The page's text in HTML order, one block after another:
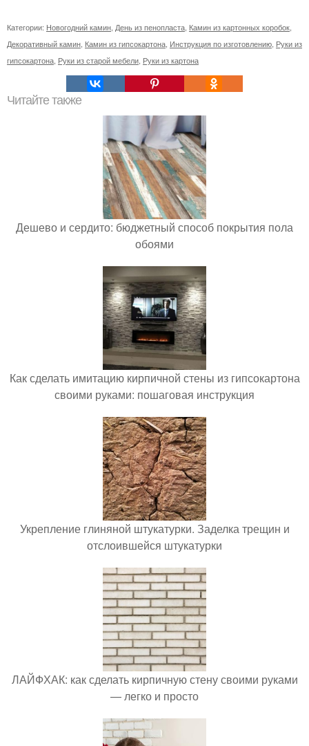
Категории: Новогодний камин День из пенопласта Камин из картонных коробок
Декоративный камин Камин из гипсокартона Инструкция по изготовлению Руки из
гипсокартона Руки из старой мебели Руки из картона
Читайте также
Дешево и сердито: бюджетный способ покрытия пола
обоями
Как сделать имитацию кирпичной стены из гипсокартона
своими руками: пошаговая инструкция
Укрепление глиняной штукатурки. Заделка трещин и
отслоившейся штукатурки
ЛАЙФХАК: как сделать кирпичную стену своими руками
— легко и просто